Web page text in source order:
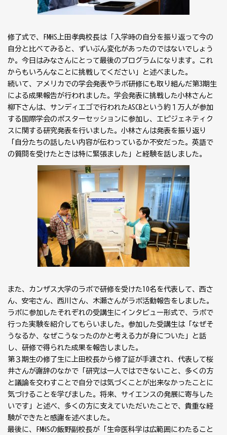
修了式で、FMHS上田孝典校長は「入学時の自分を振り返って今の
自分と比べてみると、ずいぶん変化があったのではないでしょう
か。今日はみなさんにとって最後のプログラムになります。これ
からもいろんなことに挑戦してください」と述べました。
続いて、アメリカでの学会発表やラボ研修にも取り組んだ第3期生
による成果報告が行われました。学会発表に挑戦した小林さんと
柳下さんは、サンディエゴで行われたASCBという約１万人が参加
する国際学会のポスターセッションに参加し、エピジェネティク
スに関する研究発表を行いました。小林さんは発表を振り返り
「自分たちの話したい内容が伝わっているか不安だった。英語で
の質問を受けたときは特に緊張ました」と経験を話しました。
また、カンザス大学のラボで研修を受けた10名を代表して、西さ
ん、安宅さん、西川さん、木瀬さんがラボ活動報告をしました。
ラボに参加したそれぞれの受講生にインタビュー形式で、ラボで
行った実験を紹介してもらいました。参加した受講生は「なぜそ
うなるか、なぜこうなったのかと考える力が身についた」と話
し、研修で得られた成果を報告しました。
第３期生の修了生に上田校長から修了証が手渡され、代表して桜
井さんが謝辞のなかで「研究は一人ではできないこと、多くの方
と議論を交わすことで自分では気づくことが出来なかったことに
気づけることを学びました。将来、サイエンスの発展に寄与した
いです」と述べ、多くの方に支えていただいたことで、貴重な経
験ができたと感謝を述べました。
最後に、FMHSの飯野副校長が「生命医科学は広範囲にわたること